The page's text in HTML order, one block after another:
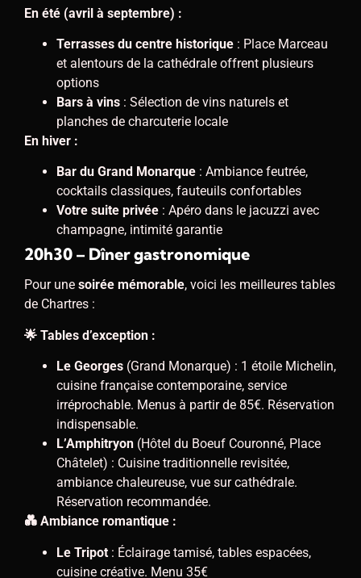
En été (avril à septembre) :
Terrasses du centre historique : Place Marceau
et alentours de la cathédrale offrent plusieurs
options
Bars à vins : Sélection de vins naturels et
planches de charcuterie locale
En hiver :
Bar du Grand Monarque : Ambiance feutrée,
cocktails classiques, fauteuils confortables
Votre suite privée : Apéro dans le jacuzzi avec
champagne, intimité garantie
20h30 – Dîner gastronomique
Pour une soirée mémorable, voici les meilleures tables
de Chartres :
🌟 Tables d’exception :
Le Georges (Grand Monarque) : 1 étoile Michelin,
cuisine française contemporaine, service
irréprochable. Menus à partir de 85€. Réservation
indispensable.
L’Amphitryon (Hôtel du Boeuf Couronné, Place
Châtelet) : Cuisine traditionnelle revisitée,
ambiance chaleureuse, vue sur cathédrale.
Réservation recommandée.
💑 Ambiance romantique :
Le Tripot : Éclairage tamisé, tables espacées,
cuisine créative. Menu 35€